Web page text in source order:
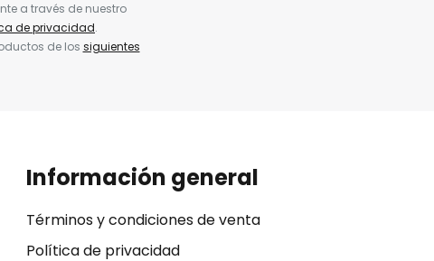
a través de nuestro
de privacidad.
de los siguientes
Información general
Términos y condiciones de venta
Política de privacidad